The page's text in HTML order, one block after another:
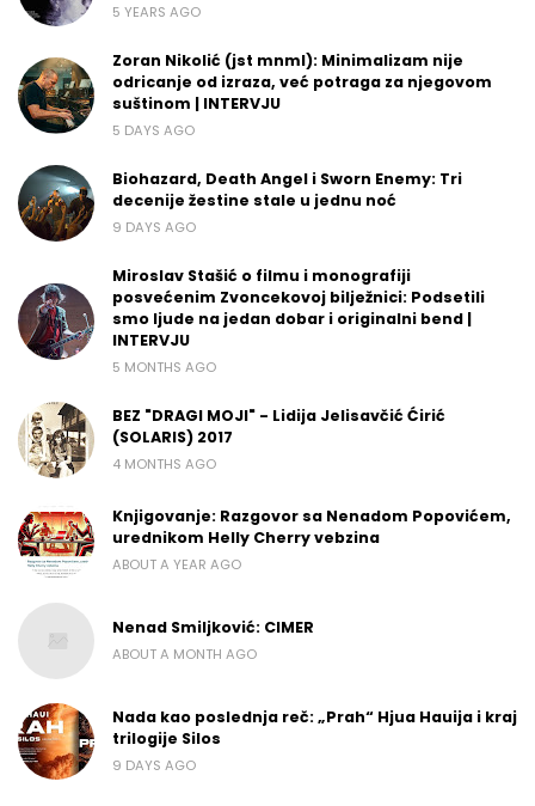
5 YEARS AGO
Zoran Nikolić (jst mnml): Minimalizam nije
odricanje od izraza, već potraga za njegovom
suštinom | INTERVJU
5 DAYS AGO
Biohazard, Death Angel i Sworn Enemy: Tri
decenije žestine stale u jednu noć
9 DAYS AGO
Miroslav Stašić o filmu i monografiji
posvećenim Zvoncekovoj bilježnici: Podsetili
smo ljude na jedan dobar i originalni bend |
INTERVJU
5 MONTHS AGO
BEZ "DRAGI MOJI" - Lidija Jelisavčić Ćirić
(SOLARIS) 2017
4 MONTHS AGO
Knjigovanje: Razgovor sa Nenadom Popovićem,
urednikom Helly Cherry vebzina
ABOUT A YEAR AGO
Nenad Smiljković: CIMER
ABOUT A MONTH AGO
Nada kao poslednja reč: „Prah“ Hjua Hauija i kraj
trilogije Silos
9 DAYS AGO